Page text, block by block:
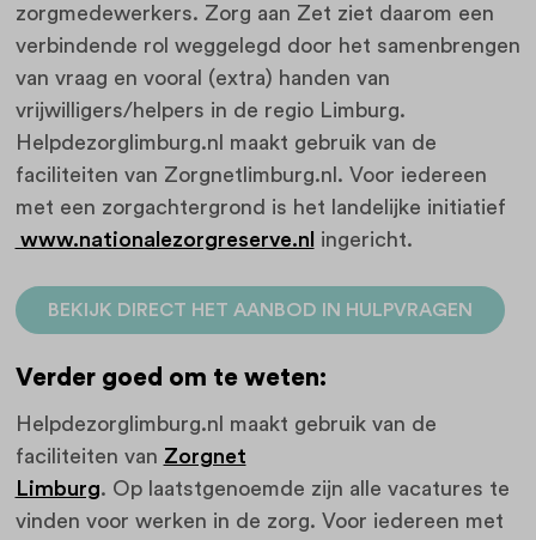
zorgmedewerkers. Zorg aan Zet ziet daarom een
verbindende rol weggelegd door het samenbrengen
van vraag en vooral (extra) handen van
vrijwilligers/helpers in de regio Limburg.
Helpdezorglimburg.nl maakt gebruik van de
faciliteiten van Zorgnetlimburg.nl. Voor iedereen
met een zorgachtergrond is het landelijke initiatief
www.nationalezorgreserve.nl
ingericht.
BEKIJK DIRECT HET AANBOD IN HULPVRAGEN
Verder goed om te weten:
Helpdezorglimburg.nl maakt gebruik van de
faciliteiten van Zorgnet
Limburg. Op laatstgenoemde zijn alle vacatures te
vinden voor werken in de zorg. Voor iedereen met